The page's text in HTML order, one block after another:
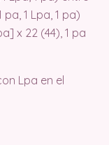
1 Lpa, 1 pa)
x 22 (44), 1 pa
Lpa en el